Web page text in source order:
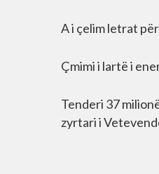
A i çelim letrat
Çmimi i lartë i
Tenderi 37
zyrtari i